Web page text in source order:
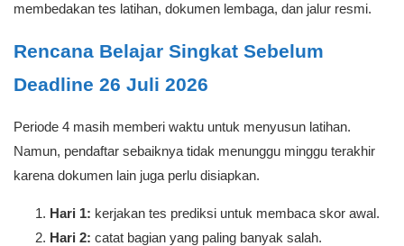
membedakan tes latihan, dokumen lembaga, dan jalur resmi.
Rencana Belajar Singkat Sebelum
Deadline 26 Juli 2026
Periode 4 masih memberi waktu untuk menyusun latihan.
Namun, pendaftar sebaiknya tidak menunggu minggu terakhir
karena dokumen lain juga perlu disiapkan.
Hari 1: kerjakan tes prediksi untuk membaca skor awal.
Hari 2: catat bagian yang paling banyak salah.